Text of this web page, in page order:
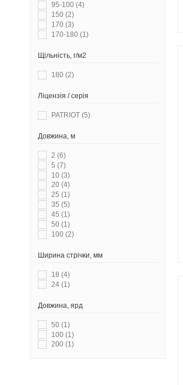
95-100 (4)
150 (2)
170 (3)
170-180 (1)
Щільність, г/м2
180 (2)
Ліцензія / серія
PATRIOT (5)
Довжина, м
2 (6)
5 (7)
10 (3)
20 (4)
25 (1)
35 (5)
45 (1)
50 (1)
100 (2)
Ширина стрічки, мм
18 (4)
24 (1)
Довжина, ярд
50 (1)
100 (1)
200 (1)